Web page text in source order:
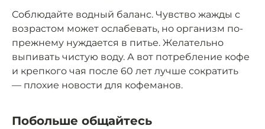
Соблюдайте водный баланс. Чувство жажды с
возрастом может ослабевать, но организм по-
прежнему нуждается в питье. Желательно
выпивать чистую воду. А вот потребление кофе
и крепкого чая после 60 лет лучше сократить
— плохие новости для кофеманов.
Побольше общайтесь